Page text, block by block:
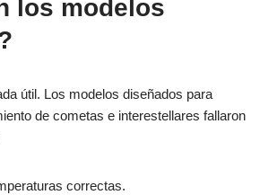
los modelos
útil. Los modelos diseñados para
de cometas e interestellares fallaron
correctas.